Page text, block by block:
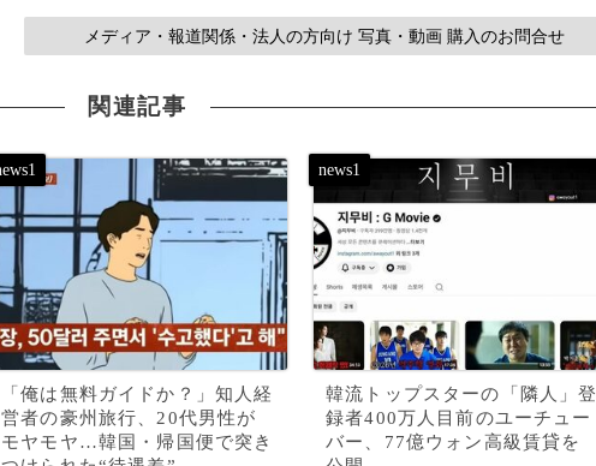
メディア・報道関係・法人の方向け 写真・動画 購入のお問合せ
関連記事
「俺は無料ガイドか？」知人経
営者の豪州旅行、20代男性が
モヤモヤ…韓国・帰国便で突き
韓流トップスターの「隣人」登
録者400万人目前のユーチュー
バー、77億ウォン高級賃貸を